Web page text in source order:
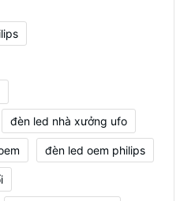
đèn led nhà xưởng ufo
đèn led oem philips